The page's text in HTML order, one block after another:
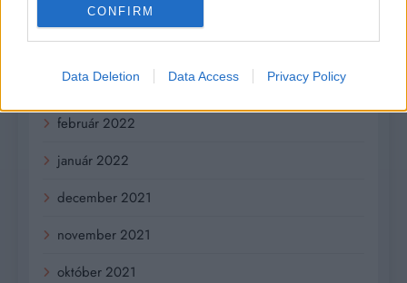
CONFIRM
Data Deletion Data Access Privacy Policy
máj 2022
marec 2022
február 2022
január 2022
december 2021
november 2021
október 2021